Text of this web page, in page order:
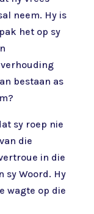
neem. Hy is
het op sy
bestaan as
sy roep nie
die
in die
sy Woord. Hy
wagte op die